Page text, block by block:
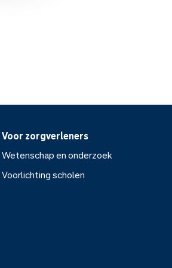
Voor zorgverleners
Wetenschap en onderzoek
Voorlichting scholen